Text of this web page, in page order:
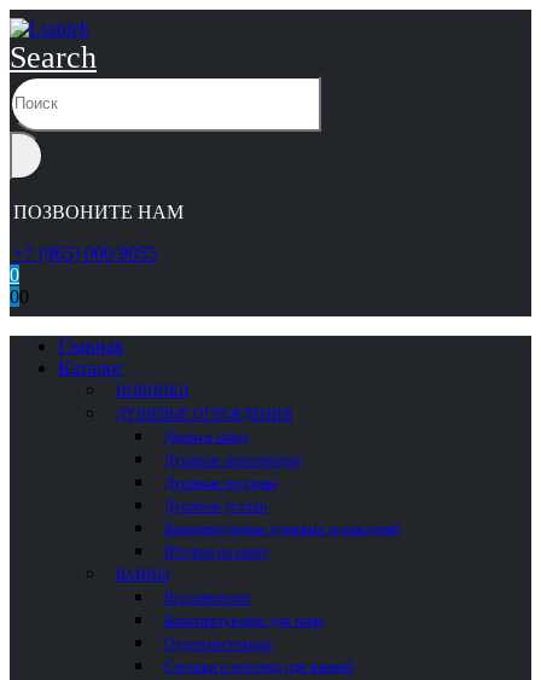
Search
ПОЗВОНИТЕ НАМ
+7 (965) 000 9055
0
00
Главная
Каталог
НОВИНКИ
ДУШЕВЫЕ ОГРАЖДЕНИЯ
Двери в нишу
Душевые перегородки
Душевые поддоны
Душевые уголки
Комплектующие душевых ограждений
Шторки на ванну
ВАННЫ
Встраиваемые
Комплектующие для ванн
Отдельностоящие
Столики и полочки для ванной